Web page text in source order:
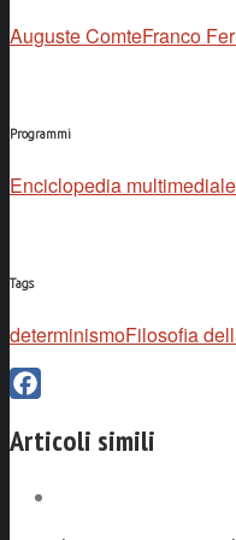
Auguste ComteFranco
Programmi
Enciclopedia
Tags
determinismoFilosofia
Articoli simili